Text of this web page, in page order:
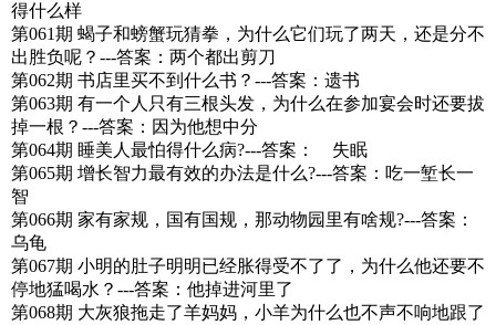
得什么样
第061期 蝎子和螃蟹玩猜拳，为什么它们玩了两天，还是分不
出胜负呢？---答案：两个都出剪刀
第062期 书店里买不到什么书？---答案：遗书
第063期 有一个人只有三根头发，为什么在参加宴会时还要拔
掉一根？---答案：因为他想中分
第064期 睡美人最怕得什么病?---答案： 失眠
第065期 增长智力最有效的办法是什么?---答案：吃一堑长一
智
第066期 家有家规，国有国规，那动物园里有啥规?---答案：
乌龟
第067期 小明的肚子明明已经胀得受不了了，为什么他还要不
停地猛喝水？---答案：他掉进河里了
第068期 大灰狼拖走了羊妈妈，小羊为什么也不声不响地跟了